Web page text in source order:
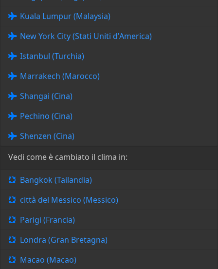
Kuala Lumpur (Malaysia)
New York City (Stati Uniti d'America)
Istanbul (Turchia)
Marrakech (Marocco)
Shangai (Cina)
Pechino (Cina)
Shenzen (Cina)
Vedi come è cambiato il clima in:
Bangkok (Tailandia)
città del Messico (Messico)
Parigi (Francia)
Londra (Gran Bretagna)
Macao (Macao)